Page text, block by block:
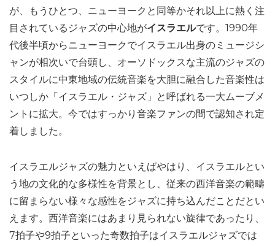
が、もうひとつ、ニューヨークと同等かそれ以上に熱く注
目されているジャズの中心地がイスラエルです。1990年
代後半頃からニューヨークでイスラエル出身のミュージシ
ャンが相次いで台頭し、オーソドックスな主流のジャズの
スタイルに中東地域の伝統音楽を大胆に融合した音楽性は
いつしか「イスラエル・ジャズ」と呼ばれる一大ムーブメ
ントに拡大。今ではすっかり音楽ファンの間で認知され定
着しました。
イスラエルジャズの魅力といえばやはり、イスラエルとい
う地の文化的な多様性を背景とし、従来の西洋音楽の範疇
に留まらない様々な感性をジャズに持ち込んだことだとい
えます。西洋音楽にはあまり見られない旋律であったり、
7拍子や9拍子といった奇数拍子はイスラエルジャズでは